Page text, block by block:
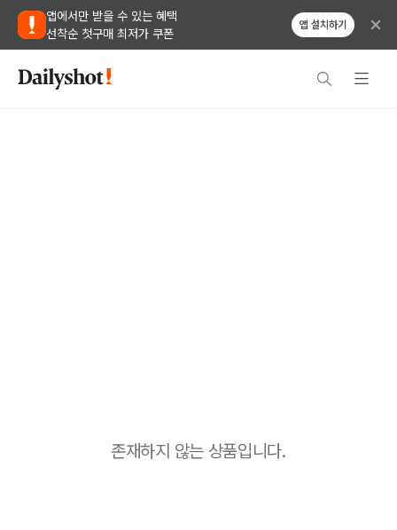
앱에서만 받을 수 있는 혜택
선착순 첫구매 최저가 쿠폰
앱 설치하기
존재하지 않는 상품입니다.